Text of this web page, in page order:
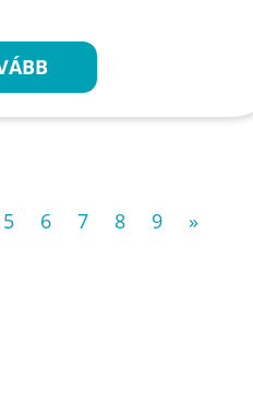
5 6 7 8 9 »